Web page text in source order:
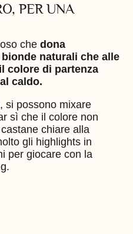
PER UNA
che dona
naturali che alle
colore di partenza
caldo.
si possono mixare
sì che il colore non
chiare alla
gli highlights in
per giocare con la